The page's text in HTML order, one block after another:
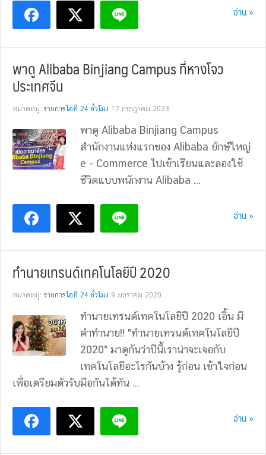
อ่าน »
พาดู Alibaba Binjiang Campus ที่หางโจว
ประเทศจีน
หมวดหมู่: รายการไอที 24 ชั่วโมง 17 กรกฎาคม 2023
พาดู Alibaba Binjiang Campus
สำนักงานแห่งแรกของ Alibaba ยักษ์ใหญ่
e - Commerce ไปเข้าเรียนและลองใช้
ชีวิตแบบพนักงาน Alibaba ...
อ่าน »
ทำนายเทรนด์เทคโนโลยีปี 2020
หมวดหมู่: รายการไอที 24 ชั่วโมง 9 มกราคม 2020
ทำนายเทรนด์เทคโนโลยีปี 2020 เอิ้น มี
คำทำนาย!! "ทำนายเทรนด์เทคโนโลยีปี
2020" มาดูกันว่าปีนี้เราน่าจะเจอกับ
เทคโนโลยีอะไรกันบ้าง รู้ก่อน เข้าใจก่อน
เพื่อเตรียมตัวรับมือกันได้ทัน ...
อ่าน »